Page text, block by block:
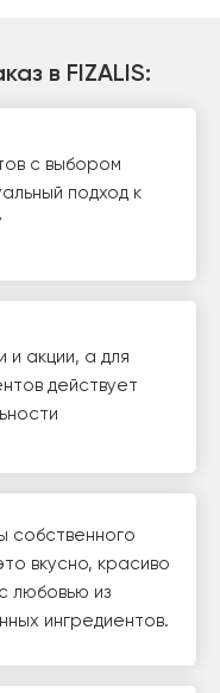
в FIZALIS:
с выбором
подход к
и акции, а для
действует
собственного
вкусно, красиво
любовью из
ингредиентов.